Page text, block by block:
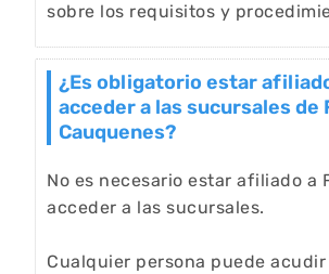
sobre los requisitos y
¿Es obligatorio estar
acceder a las sucursales de
Cauquenes?
No es necesario estar afiliado a
acceder a las sucursales.
Cualquier persona puede acudir